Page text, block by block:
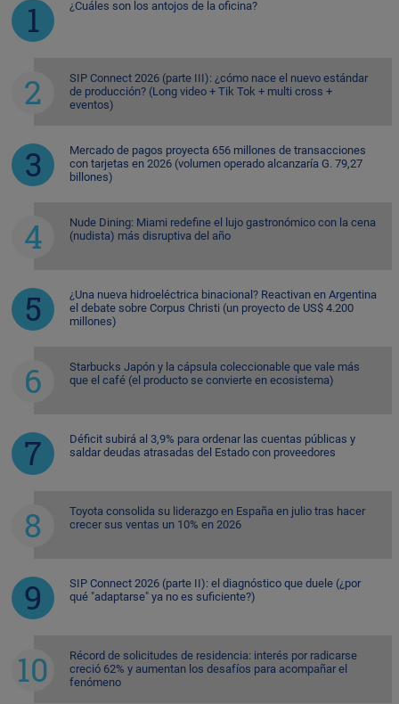
¿Cuáles son los antojos de la oficina?
SIP Connect 2026 (parte III): ¿cómo nace el nuevo estándar
de producción? (Long video + Tik Tok + multi cross +
eventos)
Mercado de pagos proyecta 656 millones de transacciones
con tarjetas en 2026 (volumen operado alcanzaría G. 79,27
billones)
Nude Dining: Miami redefine el lujo gastronómico con la cena
(nudista) más disruptiva del año
¿Una nueva hidroeléctrica binacional? Reactivan en Argentina
el debate sobre Corpus Christi (un proyecto de US$ 4.200
millones)
Starbucks Japón y la cápsula coleccionable que vale más
que el café (el producto se convierte en ecosistema)
Déficit subirá al 3,9% para ordenar las cuentas públicas y
saldar deudas atrasadas del Estado con proveedores
Toyota consolida su liderazgo en España en julio tras hacer
crecer sus ventas un 10% en 2026
SIP Connect 2026 (parte II): el diagnóstico que duele (¿por
qué "adaptarse" ya no es suficiente?)
Récord de solicitudes de residencia: interés por radicarse
creció 62% y aumentan los desafíos para acompañar el
fenómeno